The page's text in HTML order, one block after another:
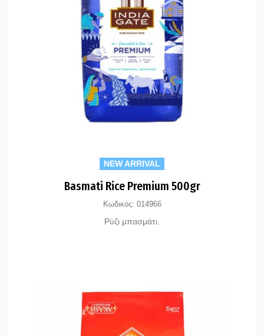
NEW ARRIVAL
Basmati Rice Premium 500gr
Κωδικός: 014966
Ρύζι μπασμάτι.